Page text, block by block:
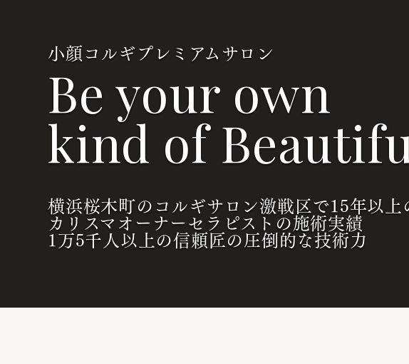
小顔コルギプレミアムサロン
Be your own
kind of
横浜桜木町のコルギサロン激戦区で15年以上
カリスマオーナーセラピストの施術実績
1万5千人以上の信頼匠の圧倒的な技術力